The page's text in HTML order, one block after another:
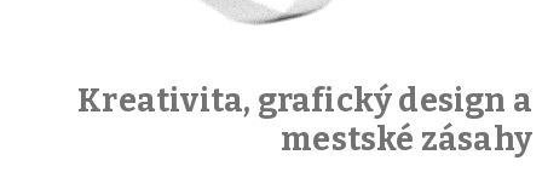
Kreativita, grafický design a
mestské zásahy